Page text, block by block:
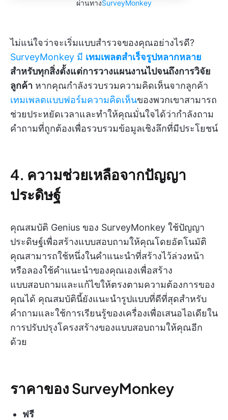
ผ่านทางSurveyMonkey
ไม่แน่ใจว่าจะเริ่มแบบสำรวจของคุณอย่างไรดี?
SurveyMonkey มี เทมเพลตสำเร็จรูปหลากหลาย
สำหรับทุกสิ่งตั้งแต่การวางแผนงานไปจนถึงการวิจัย
ลูกค้า หากคุณกำลังรวบรวมความคิดเห็นจากลูกค้า
เทมเพลตแบบฟอร์มความคิดเห็นของพวกเขาสามารถ
ช่วยประหยัดเวลาและทำให้คุณมั่นใจได้ว่ากำลังถาม
คำถามที่ถูกต้องเพื่อรวบรวมข้อมูลเชิงลึกที่มีประโยชน์
4. ความช่วยเหลือจากปัญญา
ประดิษฐ์
คุณสมบัติ Genius ของ SurveyMonkey ใช้ปัญญา
ประดิษฐ์เพื่อสร้างแบบสอบถามให้คุณโดยอัตโนมัติ
คุณสามารถใช้หนึ่งในคำแนะนำที่สร้างไว้ล่วงหน้า
หรือลองใช้คำแนะนำของคุณเองเพื่อสร้าง
แบบสอบถามและแก้ไขให้ตรงตามความต้องการของ
คุณได้ คุณสมบัตินี้ยังแนะนำรูปแบบที่ดีที่สุดสำหรับ
คำถามและใช้การเรียนรู้ของเครื่องเพื่อเสนอไอเดียใน
การปรับปรุงโครงสร้างของแบบสอบถามให้คุณอีก
ด้วย
ราคาของ SurveyMonkey
ฟรี